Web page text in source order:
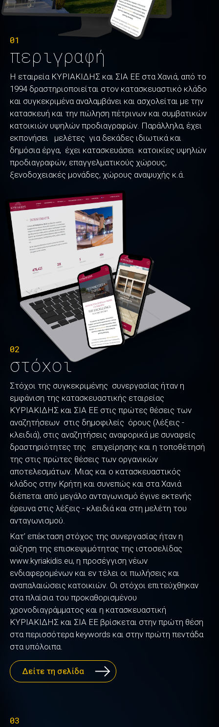
01
περιγραφή
Η εταιρεία ΚΥΡΙΑΚΙΔΗΣ και ΣΙΑ ΕΕ στα Χανιά, από το
1994 δραστηριοποιείται στον κατασκευαστικό κλάδο
και συγκεκριμένα αναλαμβάνει και ασχολείται με την
κατασκευή και την πώληση πέτρινων και συμβατικών
κατοικιών υψηλών προδιαγραφών. Παράλληλα, έχει
εκπονήσει μελέτες για δεκάδες ιδιωτικά και
δημόσια έργα, έχει κατασκευάσει κατοικίες υψηλών
προδιαγραφών, επαγγελματικούς χώρους,
ξενοδοχειακές μονάδες, χώρους αναψυχής κ.ά.
02
στόχοι
Στόχοι της συγκεκριμένης συνεργασίας ήταν η
εμφάνιση της κατασκευαστικής εταιρείας
ΚΥΡΙΑΚΙΔΗΣ και ΣΙΑ ΕΕ στις πρώτες θέσεις των
αναζητήσεων στις δημοφιλείς όρους (λέξεις -
κλειδιά), στις αναζητήσεις αναφορικά με συναφείς
δραστηριότητες της επιχείρησης και η τοποθέτησή
της στις πρώτες θέσεις των οργανικών
αποτελεσμάτων. Μιας και ο κατασκευαστικός
κλάδος στην Κρήτη και συνεπώς και στα Χανιά
διέπεται από μεγάλο ανταγωνισμό έγινε εκτενής
έρευνα στις λέξεις - κλειδιά και στη μελέτη του
ανταγωνισμού.
Κατ’ επέκταση στόχος της συνεργασίας ήταν η
αύξηση της επισκεψιμότητας της ιστοσελίδας
www.kyriakidis.eu, η προσέγγιση νέων
ενδιαφερομένων και εν τέλει οι πωλήσεις και
αναπαλαιώσεις κατοικιών. Οι στόχοι επιτεύχθηκαν
στα πλαίσια του προκαθορισμένου
χρονοδιαγράμματος και η κατασκευαστική
ΚΥΡΙΑΚΙΔΗΣ και ΣΙΑ ΕΕ βρίσκεται στην πρώτη θέση
στα περισσότερα keywords και στην πρώτη πεντάδα
στα υπόλοιπα.
Δείτε τη σελίδα
03